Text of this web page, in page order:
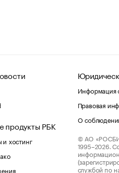
продукты РБК
хостинг
Информация
Правовая
О
© АО
1995–2026.
службой по